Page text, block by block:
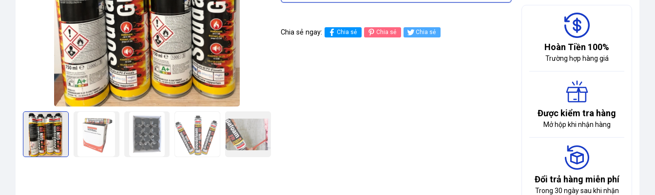
Chia sẻ ngay: Chia sẻ Chia sẻ Chia sẻ
Hoàn Tiền 100%
Trường hợp hàng giá
Được kiểm tra hàng
Mở hộp khi nhận hàng
Đổi trả hàng miễn phí
Trong 30 ngày sau khi nhận